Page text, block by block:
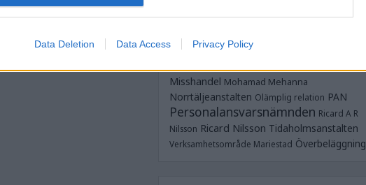
Data Deletion Data Access Privacy Policy
JO
Justitieombudsmannen
Misshandel Mohamad Mehanna
Norrtäljeanstalten Olämplig relation PAN
Personalansvarsnämnden Ricard A R
Nilsson Ricard Nilsson Tidaholmsanstalten
Verksamhetsområde Mariestad Överbeläggning